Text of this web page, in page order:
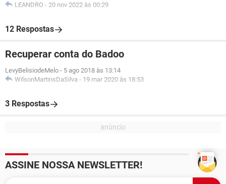
LEANDRO - 20 nov 2022 às 00:29
12 Respostas
Recuperar conta do Badoo
LevyBelisiodeMelo - 5 ago 2018 às 13:14
WilsonMartinsDaSilva - 19 mar 2020 às 18:53
3 Respostas
ASSINE NOSSA NEWSLETTER!